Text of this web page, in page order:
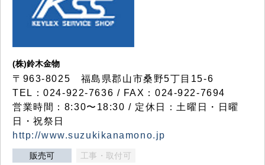
(株)鈴木金物
〒963-8025 福島県郡山市桑野5丁目15-6
TEL：024-922-7636 / FAX：024-922-7694
営業時間：8:30〜18:30 / 定休日：土曜日・日曜
日・祝祭日
http://www.suzukikanamono.jp
販売可 工事・取付可